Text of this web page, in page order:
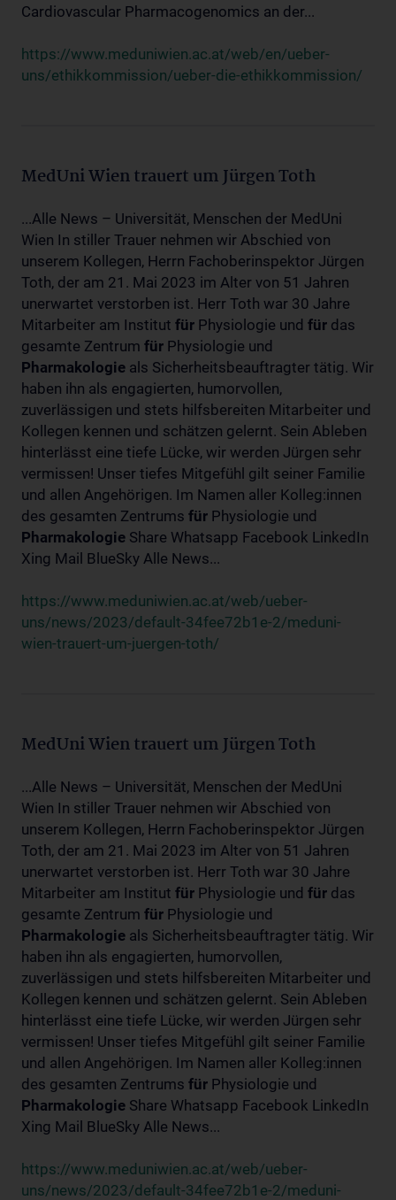
Cardiovascular Pharmacogenomics an der...
https://www.meduniwien.ac.at/web/en/ueber-
uns/ethikkommission/ueber-die-ethikkommission/
MedUni Wien trauert um Jürgen Toth
...Alle News – Universität, Menschen der MedUni
Wien In stiller Trauer nehmen wir Abschied von
unserem Kollegen, Herrn Fachoberinspektor Jürgen
Toth, der am 21. Mai 2023 im Alter von 51 Jahren
unerwartet verstorben ist. Herr Toth war 30 Jahre
Mitarbeiter am Institut für Physiologie und für das
gesamte Zentrum für Physiologie und
Pharmakologie als Sicherheitsbeauftragter tätig. Wir
haben ihn als engagierten, humorvollen,
zuverlässigen und stets hilfsbereiten Mitarbeiter und
Kollegen kennen und schätzen gelernt. Sein Ableben
hinterlässt eine tiefe Lücke, wir werden Jürgen sehr
vermissen! Unser tiefes Mitgefühl gilt seiner Familie
und allen Angehörigen. Im Namen aller Kolleg:innen
des gesamten Zentrums für Physiologie und
Pharmakologie Share Whatsapp Facebook LinkedIn
Xing Mail BlueSky Alle News...
https://www.meduniwien.ac.at/web/ueber-
uns/news/2023/default-34fee72b1e-2/meduni-
wien-trauert-um-juergen-toth/
MedUni Wien trauert um Jürgen Toth
...Alle News – Universität, Menschen der MedUni
Wien In stiller Trauer nehmen wir Abschied von
unserem Kollegen, Herrn Fachoberinspektor Jürgen
Toth, der am 21. Mai 2023 im Alter von 51 Jahren
unerwartet verstorben ist. Herr Toth war 30 Jahre
Mitarbeiter am Institut für Physiologie und für das
gesamte Zentrum für Physiologie und
Pharmakologie als Sicherheitsbeauftragter tätig. Wir
haben ihn als engagierten, humorvollen,
zuverlässigen und stets hilfsbereiten Mitarbeiter und
Kollegen kennen und schätzen gelernt. Sein Ableben
hinterlässt eine tiefe Lücke, wir werden Jürgen sehr
vermissen! Unser tiefes Mitgefühl gilt seiner Familie
und allen Angehörigen. Im Namen aller Kolleg:innen
des gesamten Zentrums für Physiologie und
Pharmakologie Share Whatsapp Facebook LinkedIn
Xing Mail BlueSky Alle News...
https://www.meduniwien.ac.at/web/ueber-
uns/news/2023/default-34fee72b1e-2/meduni-